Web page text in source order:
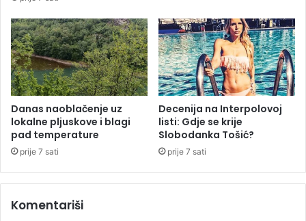
j
i
l
i
p
e
t
p
r
v
Danas naoblačenje uz
lokalne pljuskove i blagi
pad temperature
prije 7 sati
Decenija na Interpolovoj
listi: Gdje se krije
Slobodanka Tošić?
prije 7 sati
Komentariši